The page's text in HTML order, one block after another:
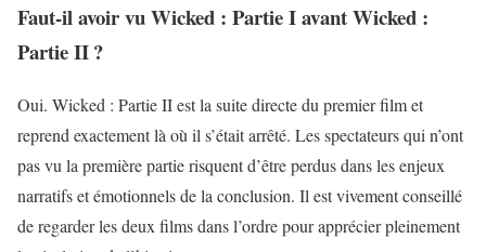
Faut-il avoir vu Wicked : Partie I avant Wicked :
Partie II ?
Oui. Wicked : Partie II est la suite directe du premier film et
reprend exactement là où il s’était arrêté. Les spectateurs qui n’ont
pas vu la première partie risquent d’être perdus dans les enjeux
narratifs et émotionnels de la conclusion. Il est vivement conseillé
de regarder les deux films dans l’ordre pour apprécier pleinement